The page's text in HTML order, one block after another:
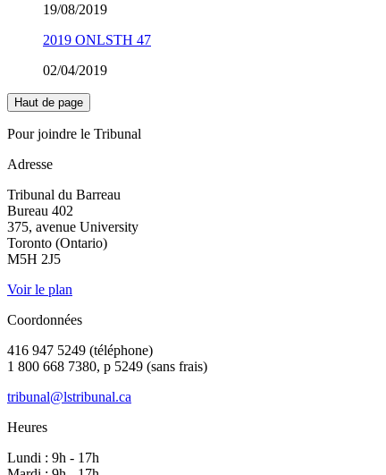
19/08/2019
2019 ONLSTH 47
02/04/2019
Haut de page
Pour joindre le Tribunal
Adresse
Tribunal du Barreau
Bureau 402
375, avenue University
Toronto (Ontario)
M5H 2J5
Voir le plan
Coordonnées
416 947 5249 (téléphone)
1 800 668 7380, p 5249 (sans frais)
tribunal@lstribunal.ca
Heures
Lundi : 9h - 17h